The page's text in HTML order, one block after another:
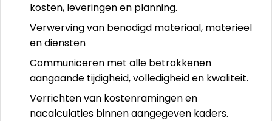
kosten, leveringen en planning.
Verwerving van benodigd materiaal, materieel
en diensten
Communiceren met alle betrokkenen
aangaande tijdigheid, volledigheid en kwaliteit.
Verrichten van kostenramingen en
nacalculaties binnen aangegeven kaders.